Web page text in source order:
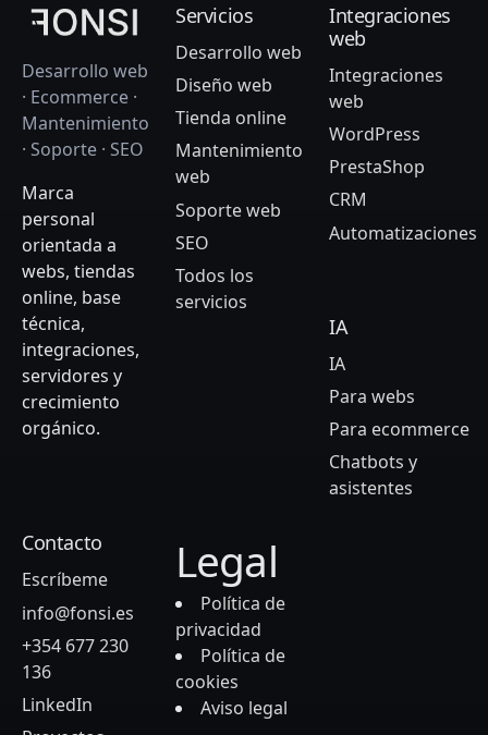
Desarrollo web
· Ecommerce ·
Mantenimiento
· Soporte · SEO
Marca
personal
orientada a
webs, tiendas
online, base
técnica,
integraciones,
servidores y
crecimiento
orgánico.
Servicios
Desarrollo web
Diseño web
Tienda online
Mantenimiento
web
Soporte web
SEO
Todos los
servicios
Integraciones
web
Integraciones
web
WordPress
PrestaShop
CRM
Automatizaciones
IA
IA
Para webs
Para ecommerce
Chatbots y
asistentes
Contacto
Escríbeme
info@fonsi.es
+354 677 230
136
LinkedIn
Legal
Política de
privacidad
Política de
cookies
Aviso legal